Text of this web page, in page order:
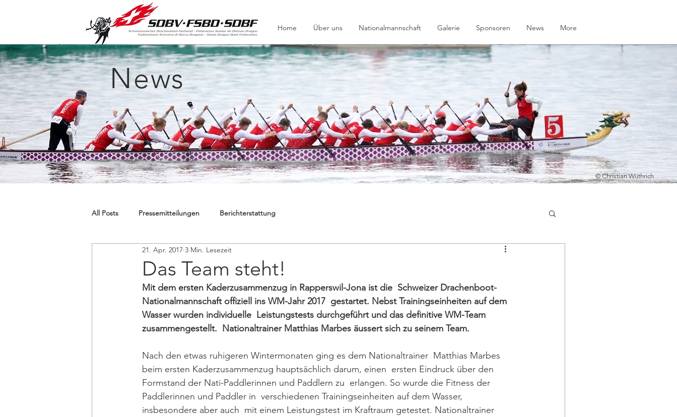
Home Über uns Nationalmannschaft Galerie Sponsoren News More
NEWS & UPDATES
News
© Christian Wüthrich
All Posts Pressemitteilungen Berichterstattung
Das Team steht!
21. Apr. 2017 3 Min. Lesezeit
Mit dem ersten Kaderzusammenzug in Rapperswil-Jona ist die  Schweizer Drachenboot-
Nationalmannschaft offiziell ins WM-Jahr 2017  gestartet. Nebst Trainingseinheiten auf dem
Wasser wurden individuelle  Leistungstests durchgeführt und das definitive WM-Team
zusammengestellt.  Nationaltrainer Matthias Marbes äussert sich zu seinem Team.
Nach den etwas ruhigeren Wintermonaten ging es dem Nationaltrainer  Matthias Marbes
beim ersten Kaderzusammenzug hauptsächlich darum, einen  ersten Eindruck über den
Formstand der Nati-Paddlerinnen und Paddlern zu  erlangen. So wurde die Fitness der
Paddlerinnen und Paddler in  verschiedenen Trainingseinheiten auf dem Wasser,
insbesondere aber auch  mit einem Leistungstest im Kraftraum getestet. Nationaltrainer